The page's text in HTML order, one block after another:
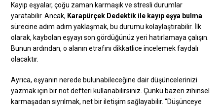
Kayıp eşyalar, çoğu zaman karmaşık ve stresli durumlar
yaratabilir. Ancak, Karapürçek Dedektik ile kayıp eşya bulma
sürecine adım adım yaklaşmak, bu durumu kolaylaştırabilir. İlk
olarak, kaybolan eşyayı son gördüğünüz yeri hatırlamaya çalışın.
Bunun ardından, o alanın etrafını dikkatlice incelemek faydalı
olacaktır.
Ayrıca, eşyanın nerede bulunabileceğine dair düşüncelerinizi
yazmak için bir not defteri kullanabilirsiniz. Çünkü bazen zihinsel
karmaşadan sıyrılmak, net bir iletişim sağlayabilir. “Düşünceye